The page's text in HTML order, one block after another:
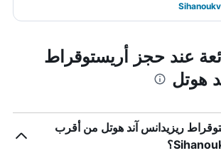
عند حجز أريستوقراط
هوتل
ريزيدانس آند هوتل من أقرب